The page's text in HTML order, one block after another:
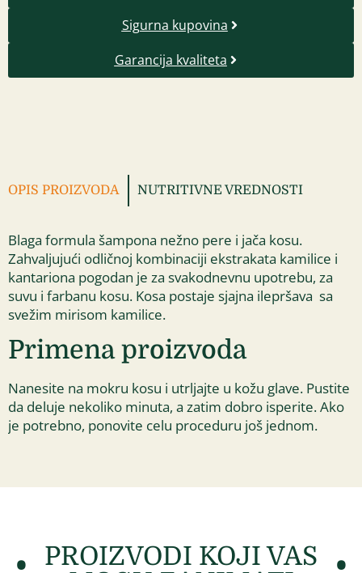
Sigurna kupovina
Garancija kvaliteta
OPIS PROIZVODA NUTRITIVNE VREDNOSTI
Blaga formula šampona nežno pere i jača kosu.
Zahvaljujući odličnoj kombinaciji ekstrakata kamilice i
kantariona pogodan je za svakodnevnu upotrebu, za
suvu i farbanu kosu. Kosa postaje sjajna ilepršava sa
svežim mirisom kamilice.
Primena proizvoda
Nanesite na mokru kosu i utrljajte u kožu glave. Pustite
da deluje nekoliko minuta, a zatim dobro isperite. Ako
je potrebno, ponovite celu proceduru još jednom.
PROIZVODI KOJI VAS